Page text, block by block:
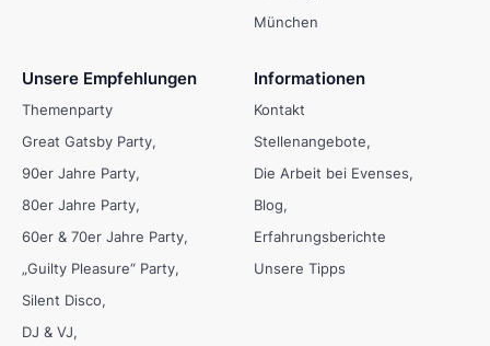
München
Unsere Empfehlungen
Themenparty
Great Gatsby Party
90er Jahre Party
80er Jahre Party
60er & 70er Jahre Party
„Guilty Pleasure“ Party
Silent Disco
DJ & VJ
Informationen
Kontakt
Stellenangebote
Die Arbeit bei Evenses
Blog
Erfahrungsberichte
Unsere Tipps